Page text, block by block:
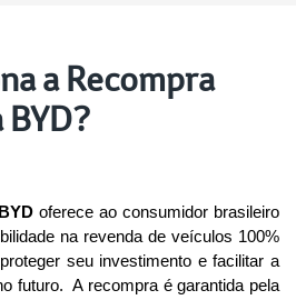
a Recompra
oferece ao consumidor brasileiro
na revenda de veículos 100%
seu investimento e facilitar a
futuro.  A recompra é garantida pela